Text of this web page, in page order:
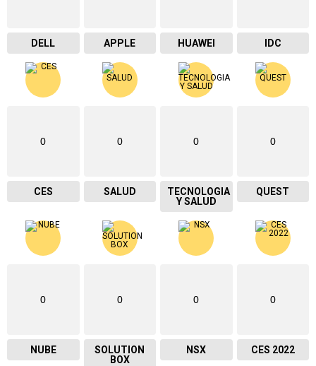
DELL APPLE HUAWEI IDC
0
CES
0
SALUD
0
TECNOLOGIA
Y SALUD
0
QUEST
0
NUBE
0
SOLUTION
BOX
0
NSX
0
CES 2022